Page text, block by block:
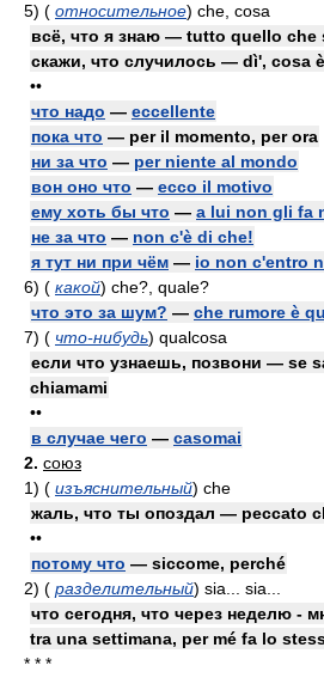
5) ( относительное) che, cosa
всё, что я знаю — tutto quello che
скажи, что случилось — dì', cosa
••
что надо — eccellente
пока что — per il momento, per ora
ни за что — per niente al mondo
вон оно что — ecco il motivo
ему хоть бы что — a lui non gli fa
не за что — non c'è di che!
я тут ни при чём — io non c'entro
6) ( какой) che?, quale?
что это за шум? — che rumore è
7) ( что-нибудь) qualcosa
если что узнаешь, позвони — se
chiamami
••
в случае чего — casomai
2. союз
1) ( изъяснительный) che
жаль, что ты опоздал — peccato
••
потому что — siccome, perché
2) ( разделительный) sia... sia...
что сегодня, что через неделю -
tra una settimana, per mé fa lo
* * *